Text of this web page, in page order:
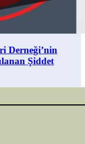
Derneği’nin
Şiddet